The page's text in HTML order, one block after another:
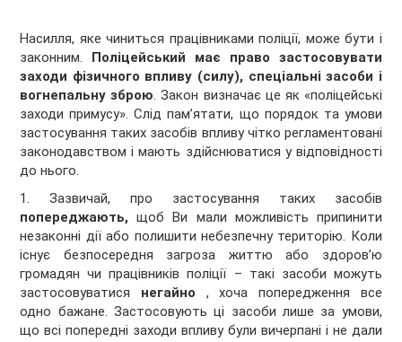
Насилля, яке чиниться працівниками поліції, може бути і
законним. Поліцейський має право застосовувати
заходи фізичного впливу (силу), спеціальні засоби і
вогнепальну зброю. Закон визначає це як «поліцейські
заходи примусу». Слід пам’ятати, що порядок та умови
застосування таких засобів впливу чітко регламентовані
законодавством і мають здійснюватися у відповідності
до нього.
1. Зазвичай, про застосування таких засобів
попереджають, щоб Ви мали можливість припинити
незаконні дії або полишити небезпечну територію. Коли
існує безпосередня загроза життю або здоров’ю
громадян чи працівників поліції – такі засоби можуть
застосовуватися негайно , хоча попередження все
одно бажане. Застосовують ці засоби лише за умови,
що всі попередні заходи впливу були вичерпані і не дали